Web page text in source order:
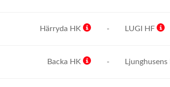
Härryda HK - LUGI HF
Backa HK -